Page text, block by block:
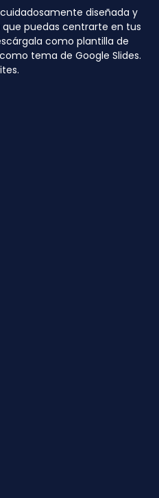
diseñada y
puedas centrarte en tus
como plantilla de
tema de Google Slides.